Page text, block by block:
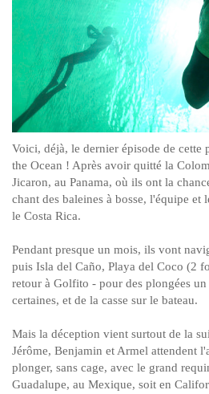
Voici, déjà, le dernier épisode de cette
the Ocean ! Après avoir quitté la
Jicaron, au Panama, où ils ont la
chant des baleines à bosse, l'équipe et
le Costa Rica.
Pendant presque un mois, ils vont
puis Isla del Caño, Playa del Coco (2
retour à Golfito - pour des plongées
certaines, et de la casse sur le bateau.
Mais la déception vient surtout de la
Jérôme, Benjamin et Armel attendent
plonger, sans cage, avec le grand
Guadalupe, au Mexique, soit en